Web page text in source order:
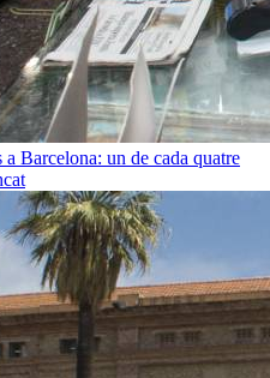
Barcelona: un de cada quatre